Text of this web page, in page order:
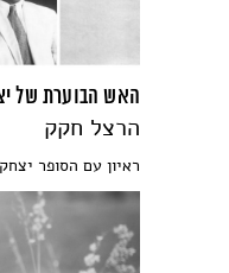
האש הבוערת של
הרצל חקק
ראיון עם הסופר יצחק